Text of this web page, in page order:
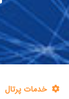
خدمات پرتال